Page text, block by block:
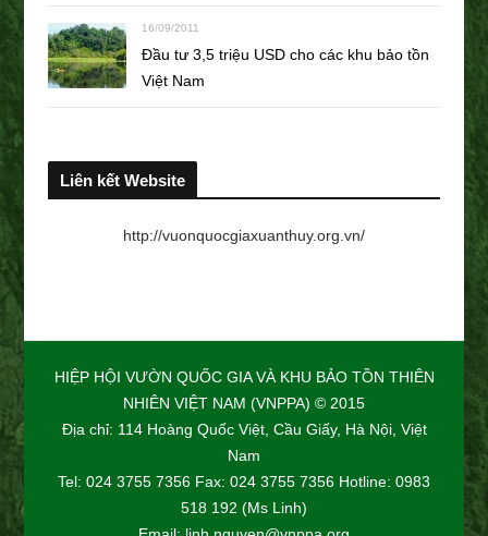
16/09/2011
Đầu tư 3,5 triệu USD cho các khu bảo tồn
Việt Nam
Liên kết Website
http://vuonquocgiaxuanthuy.org.vn/
HIỆP HỘI VƯỜN QUỐC GIA VÀ KHU BẢO TỒN THIÊN
NHIÊN VIỆT NAM (VNPPA) © 2015
Địa chỉ: 114 Hoàng Quốc Việt, Cầu Giấy, Hà Nội, Việt
Nam
Tel: 024 3755 7356 Fax: 024 3755 7356 Hotline: 0983
518 192 (Ms Linh)